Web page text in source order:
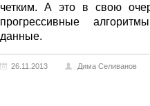
четким. А это в свою
прогрессивные
данные.
26.11.2013 Дима Селиванов